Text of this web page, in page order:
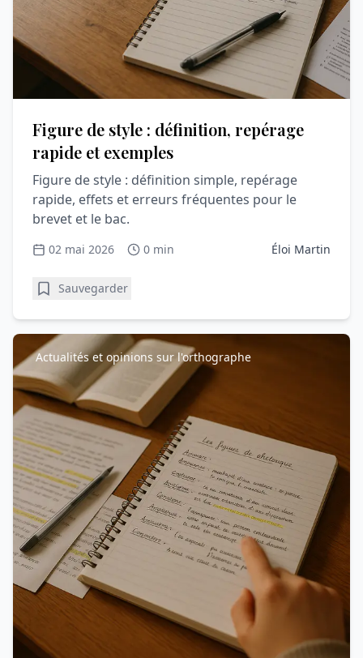
Figure de style : définition, repérage
rapide et exemples
Figure de style : définition simple, repérage
rapide, effets et erreurs fréquentes pour le
brevet et le bac.
02 mai 2026 0 min Éloi Martin
Sauvegarder
Actualités et opinions sur l'orthographe